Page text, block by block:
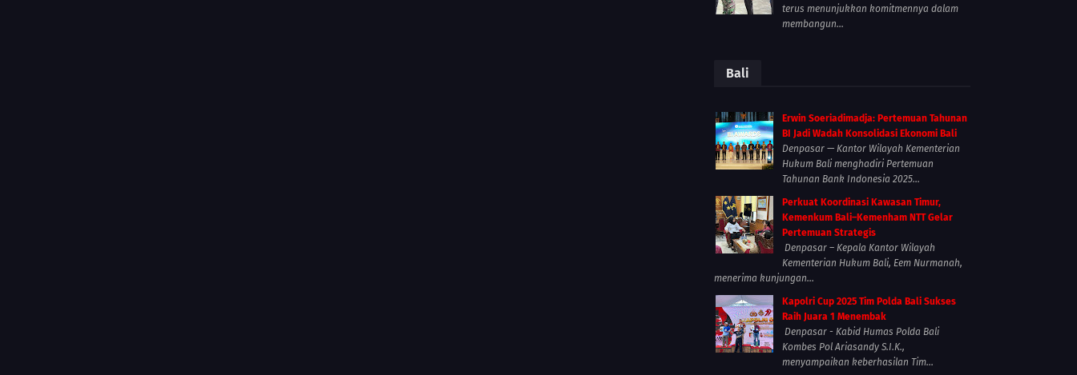
terus menunjukkan komitmennya dalam
membangun...
Bali
Erwin Soeriadimadja: Pertemuan Tahunan
BI Jadi Wadah Konsolidasi Ekonomi Bali
Denpasar — Kantor Wilayah Kementerian
Hukum Bali menghadiri Pertemuan
Tahunan Bank Indonesia 2025...
Perkuat Koordinasi Kawasan Timur,
Kemenkum Bali–Kemenham NTT Gelar
Pertemuan Strategis
Denpasar – Kepala Kantor Wilayah
Kementerian Hukum Bali, Eem Nurmanah,
menerima kunjungan...
Kapolri Cup 2025 Tim Polda Bali Sukses
Raih Juara 1 Menembak
Denpasar - Kabid Humas Polda Bali
Kombes Pol Ariasandy S.I.K.,
menyampaikan keberhasilan Tim...